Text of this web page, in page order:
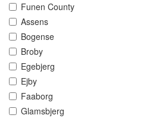
Funen County
Assens
Bogense
Broby
Egebjerg
Ejby
Faaborg
Glamsbjerg